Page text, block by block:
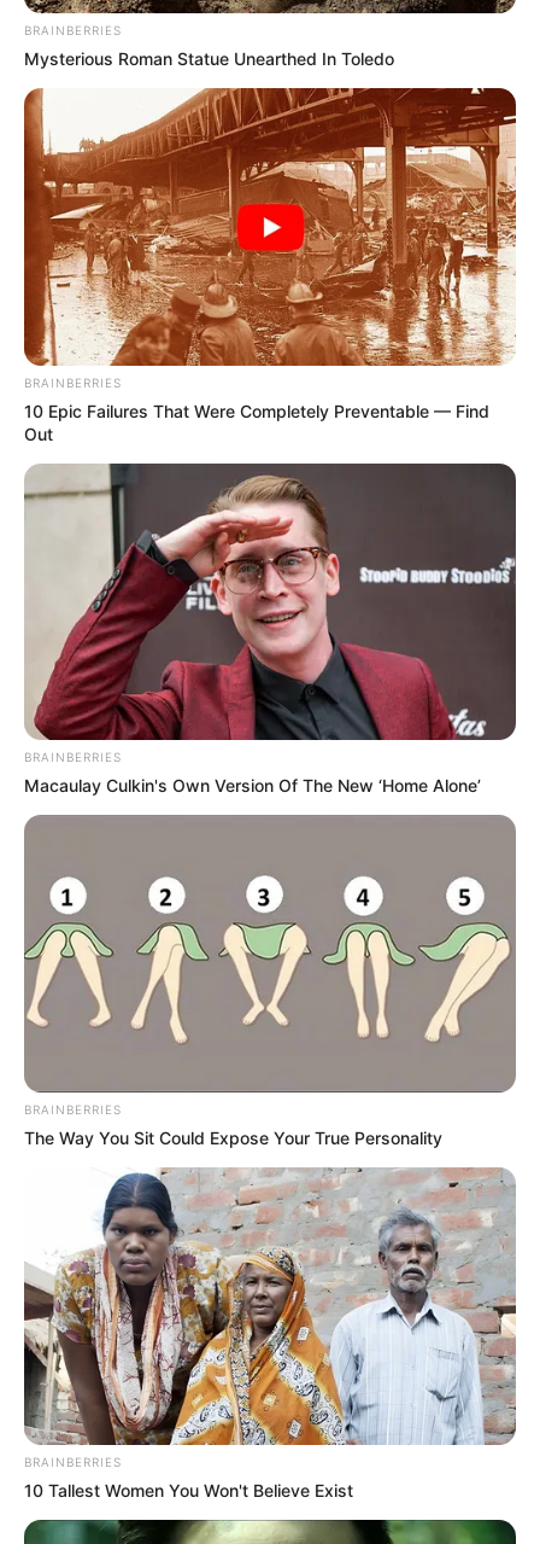
BRAINBERRIES
Mysterious Roman Statue Unearthed In Toledo
BRAINBERRIES
10 Epic Failures That Were Completely Preventable — Find
Out
BRAINBERRIES
Macaulay Culkin's Own Version Of The New ‘Home Alone’
BRAINBERRIES
The Way You Sit Could Expose Your True Personality
BRAINBERRIES
10 Tallest Women You Won't Believe Exist